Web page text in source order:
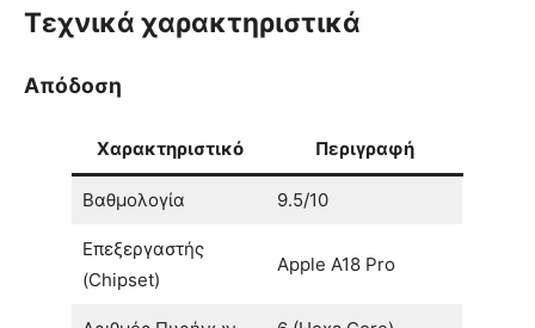
Τεχνικά χαρακτηριστικά
Απόδοση
Χαρακτηριστικό Περιγραφή
Βαθμολογία 9.5/10
Επεξεργαστής
(Chipset)
Apple A18 Pro